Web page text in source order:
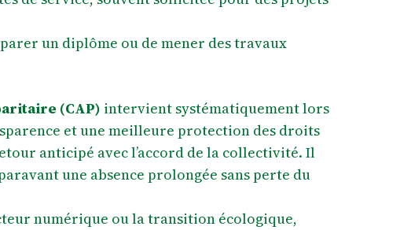
un diplôme ou de mener des travaux
(CAP) intervient systématiquement lors
et une meilleure protection des droits
anticipé avec l’accord de la collectivité. Il
une absence prolongée sans perte du
numérique ou la transition écologique,